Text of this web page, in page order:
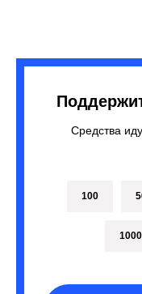
Средства
100